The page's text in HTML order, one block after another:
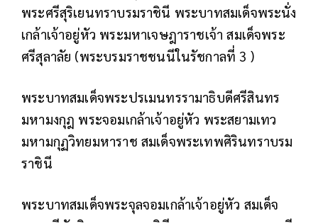
พระศรีสุริเยนทราบรมราชินี พระบาทสมเด็จพระนั่ง
เกล้าเจ้าอยู่หัว พระมหาเจษฎาราชเจ้า สมเด็จพระ
ศรีสุลาลัย (พระบรมราชชนนีในรัชกาลที่ 3 )
พระบาทสมเด็จพระปรเมนทรรามาธิบดีศรีสินทร
มหามงกุฎ พระจอมเกล้าเจ้าอยู่หัว พระสยามเทว
มหามกุฏวิทยมหาราช สมเด็จพระเทพศิรินทราบรม
ราชินี
พระบาทสมเด็จพระจุลจอมเกล้าเจ้าอยู่หัว สมเด็จ